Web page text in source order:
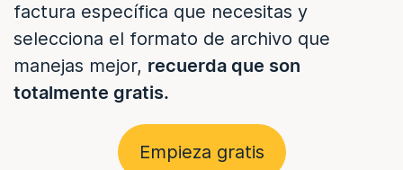
factura específica que necesitas y
selecciona el formato de archivo que
manejas mejor, recuerda que son
totalmente gratis.
Empieza gratis